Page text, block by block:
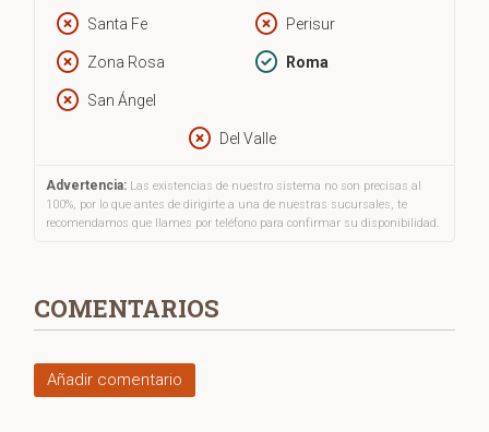
de esa singular tragedia.
Santa Fe Perisur
Zona Rosa Roma
San Ángel
Del Valle
Advertencia: Las existencias de nuestro sistema no son precisas al
100%, por lo que antes de dirigirte a una de nuestras sucursales, te
recomendamos que llames por teléfono para confirmar su disponibilidad.
COMENTARIOS
Añadir comentario